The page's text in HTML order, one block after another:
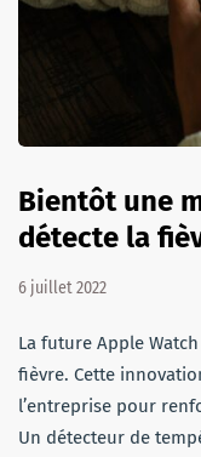
Bientôt une
détecte la
6 juillet 2022
La future Apple
fièvre. Cette
l’entreprise pour
Un détecteur de